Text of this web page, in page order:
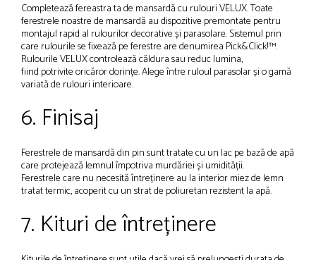
Completează fereastra ta de mansardă cu rulouri VELUX. Toate
ferestrele noastre de mansardă au dispozitive premontate pentru
montajul rapid al rulourilor decorative și parasolare. Sistemul prin
care rulourile se fixează pe ferestre are denumirea Pick&Click!™.
Rulourile VELUX controlează căldura sau reduc lumina,
fiind potrivite oricăror dorințe. Alege între ruloul parasolar și o gamă
variată de rulouri interioare.
6. Finisaj
Ferestrele de mansardă din pin sunt tratate cu un lac pe bază de apă
care protejează lemnul împotriva murdăriei și umidității.
Ferestrele care nu necesită întreținere au la interior miez de lemn
tratat termic, acoperit cu un strat de poliuretan rezistent la apă.
7. Kituri de întreținere